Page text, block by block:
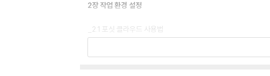
2장 작업 환경 설정
_2.1 포싯 클라우드 사용법
_2.2 R 데이터 매니지먼트